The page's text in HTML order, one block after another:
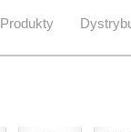
Produkty